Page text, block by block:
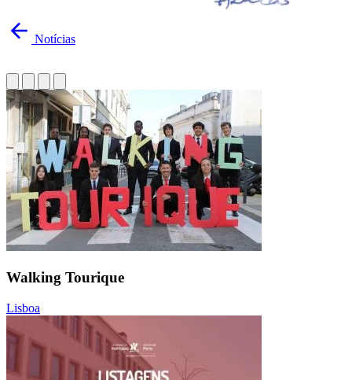
Notícias
Walking Tourique
Lisboa